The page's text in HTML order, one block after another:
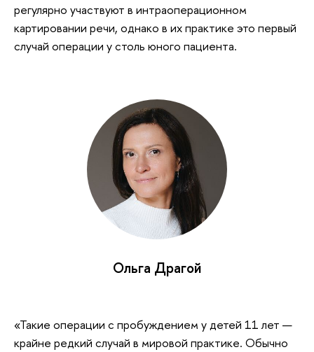
регулярно участвуют в интраоперационном
картировании речи, однако в их практике это первый
случай операции у столь юного пациента.
Ольга Драгой
«Такие операции с пробуждением у детей 11 лет —
крайне редкий случай в мировой практике. Обычно